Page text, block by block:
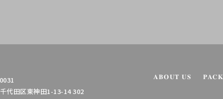
代田区東神田1-13-14 302
ABOUT US